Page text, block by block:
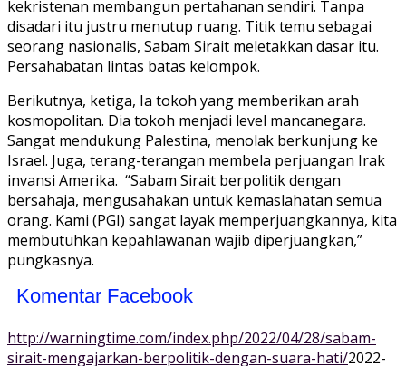
kekristenan membangun pertahanan sendiri. Tanpa
disadari itu justru menutup ruang. Titik temu sebagai
seorang nasionalis, Sabam Sirait meletakkan dasar itu.
Persahabatan lintas batas kelompok.
Berikutnya, ketiga, Ia tokoh yang memberikan arah
kosmopolitan. Dia tokoh menjadi level mancanegara.
Sangat mendukung Palestina, menolak berkunjung ke
Israel. Juga, terang-terangan membela perjuangan Irak
invansi Amerika. “Sabam Sirait berpolitik dengan
bersahaja, mengusahakan untuk kemaslahatan semua
orang. Kami (PGI) sangat layak memperjuangkannya, kita
membutuhkan kepahlawanan wajib diperjuangkan,”
pungkasnya.
Komentar Facebook
http://warningtime.com/index.php/2022/04/28/sabam-
sirait-mengajarkan-berpolitik-dengan-suara-hati/2022-